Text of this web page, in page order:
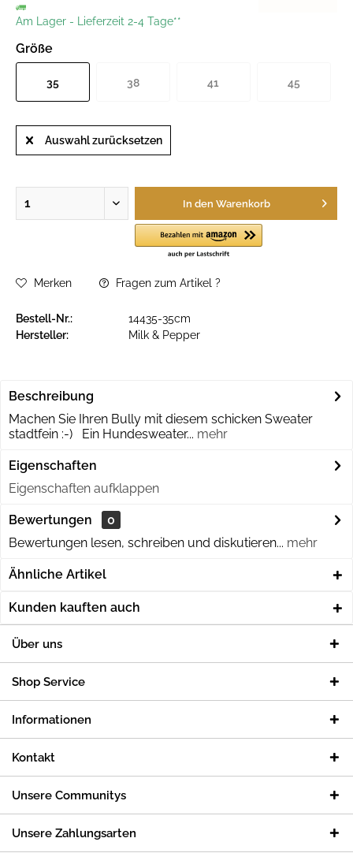
Am Lager - Lieferzeit 2-4 Tage**
Größe
35 38 41 45
Auswahl zurücksetzen
In den Warenkorb
Merken Fragen zum Artikel ?
Bestell-Nr.:
14435-35cm
Hersteller:
Milk & Pepper
Beschreibung
Machen Sie Ihren Bully mit diesem schicken Sweater
stadtfein :-) Ein Hundesweater... mehr
Eigenschaften
Eigenschaften aufklappen
Bewertungen
0
Bewertungen lesen, schreiben und diskutieren... mehr
Ähnliche Artikel
Kunden kauften auch
Über uns
Shop Service
Informationen
Kontakt
Unsere Communitys
Unsere Zahlungsarten